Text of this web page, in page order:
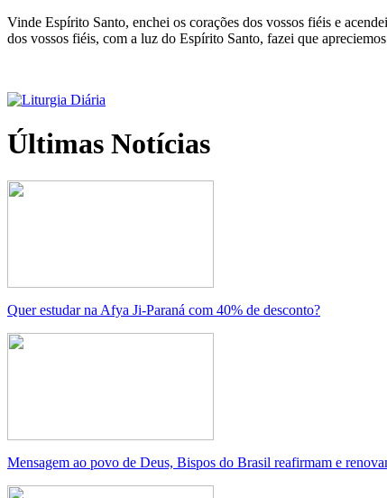
Vinde Espírito Santo, enchei os corações dos vossos fiéis e
dos vossos fiéis, com a luz do Espírito Santo, fazei que
Últimas Notícias
Quer estudar na Afya Ji-Paraná com 40% de desconto?
Mensagem ao povo de Deus, Bispos do Brasil reafirmam e